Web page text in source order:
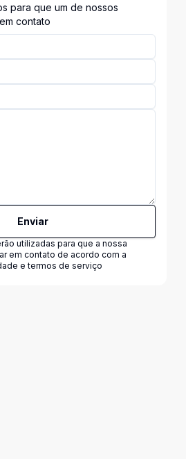
para que um de nossos
contato
Enviar
utilizadas para que a nossa
em contato de acordo com a
e termos de serviço